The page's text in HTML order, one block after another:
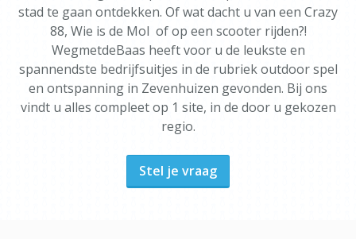
stad te gaan ontdekken. Of wat dacht u van een Crazy
88, Wie is de Mol of op een scooter rijden?!
WegmetdeBaas heeft voor u de leukste en
spannendste bedrijfsuitjes in de rubriek outdoor spel
en ontspanning in Zevenhuizen gevonden. Bij ons
vindt u alles compleet op 1 site, in de door u gekozen
regio.
Stel je vraag